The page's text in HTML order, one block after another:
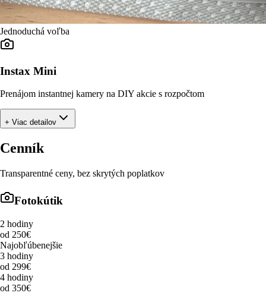
Jednoduchá voľba
Instax Mini
Prenájom instantnej kamery na DIY akcie s rozpočtom
+ Viac detailov
Cenník
Transparentné ceny, bez skrytých poplatkov
Fotokútik
2 hodiny
od 250€
Najobľúbenejšie
3 hodiny
od 299€
4 hodiny
od 350€